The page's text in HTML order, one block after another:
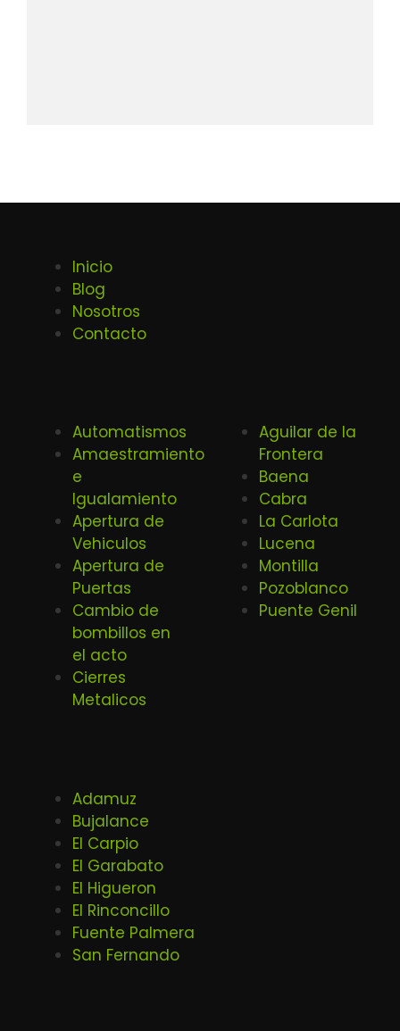
Inicio
Blog
Nosotros
Contacto
Automatismos
Amaestramiento
e
Igualamiento
Apertura de
Vehiculos
Apertura de
Puertas
Cambio de
bombillos en
el acto
Cierres
Metalicos
Aguilar de la
Frontera
Baena
Cabra
La Carlota
Lucena
Montilla
Pozoblanco
Puente Genil
Adamuz
Bujalance
El Carpio
El Garabato
El Higueron
El Rinconcillo
Fuente Palmera
San Fernando